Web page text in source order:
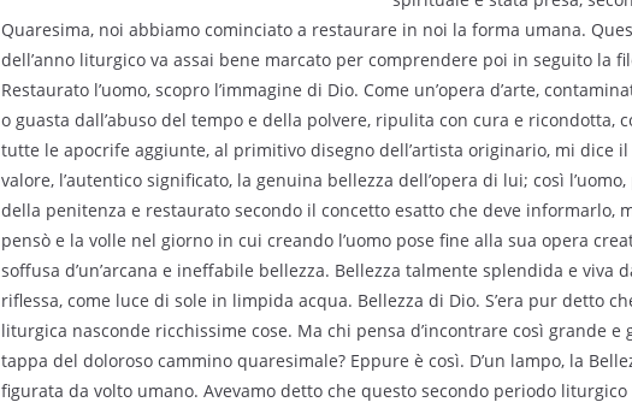
Quaresima, noi abbiamo cominciato a restaurare in noi la forma umana.
dell’anno liturgico va assai bene marcato per comprendere poi in seguito la
Restaurato l’uomo, scopro l’immagine di Dio. Come un’opera d’arte,
o guasta dall’abuso del tempo e della polvere, ripulita con cura e ricondotta,
tutte le apocrife aggiunte, al primitivo disegno dell’artista originario, mi dice
valore, l’autentico significato, la genuina bellezza dell’opera di lui; così
della penitenza e restaurato secondo il concetto esatto che deve informarlo,
pensò e la volle nel giorno in cui creando l’uomo pose fine alla sua opera
soffusa d’un’arcana e ineffabile bellezza. Bellezza talmente splendida e viva
riflessa, come luce di sole in limpida acqua. Bellezza di Dio. S’era pur detto
liturgica nasconde ricchissime cose. Ma chi pensa d’incontrare così grande e
tappa del doloroso cammino quaresimale? Eppure è così. D’un lampo, la
figurata da volto umano. Avevamo detto che questo secondo periodo